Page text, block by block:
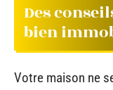
Des
bien
Votre maison ne